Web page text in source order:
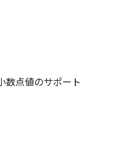
数点値のサポート